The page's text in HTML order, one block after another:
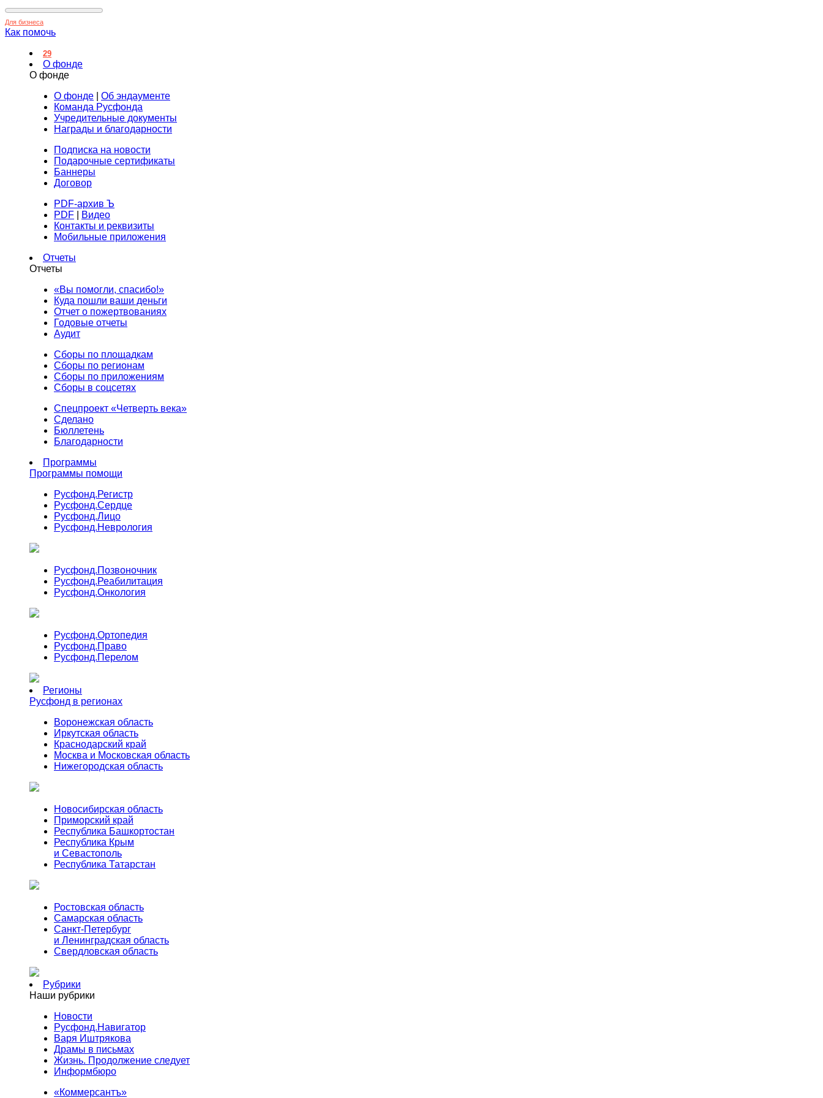
Для бизнеса
Как помочь
29
О фонде
О фонде
О фонде
Об эндаументе
Команда Русфонда
Учредительные документы
Награды и благодарности
Подписка на новости
Подарочные сертификаты
Баннеры
Договор
PDF-архив Ъ
PDF
Видео
Контакты и реквизиты
Мобильные приложения
Отчеты
Отчеты
«Вы помогли, спасибо!»
Куда пошли ваши деньги
Отчет о пожертвованиях
Годовые отчеты
Аудит
Сборы по площадкам
Сборы по регионам
Сборы по приложениям
Сборы в соцсетях
Спецпроект «Четверть века»
Сделано
Бюллетень
Благодарности
Программы
Программы помощи
Русфонд.Регистр
Русфонд.Сердце
Русфонд.Лицо
Русфонд.Неврология
Русфонд.Позвоночник
Русфонд.Реабилитация
Русфонд.Онкология
Русфонд.Ортопедия
Русфонд.Право
Русфонд.Перелом
Регионы
Русфонд в регионах
Воронежская область
Иркутская область
Краснодарский край
Москва и Московская область
Нижегородская область
Новосибирская область
Приморский край
Республика Башкортостан
Республика Крым
и Севастополь
Республика Татарстан
Ростовская область
Самарская область
Санкт-Петербург
и Ленинградская область
Свердловская область
Рубрики
Наши рубрики
Новости
Русфонд.Навигатор
Варя Иштрякова
Драмы в письмах
Жизнь. Продолжение следует
Информбюро
«Коммерсантъ»